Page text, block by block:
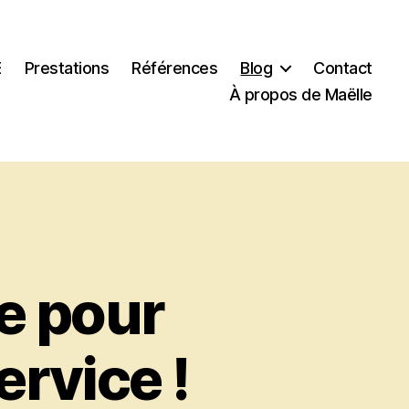
Prestations Références Blog
Contact
À propos de Maëlle
pour
!